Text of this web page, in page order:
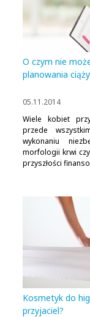
O czym nie
planowania ciąży
05.11.2014
Wiele kobiet
przede
wykonaniu
morfologii krwi
przyszłości
Kosmetyk do
przyjaciel?